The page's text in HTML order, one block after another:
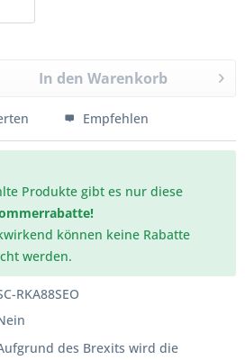
In den Warenkorb
Empfehlen
Produkte gibt es nur diese
können keine Rabatte
werden.
RKA88SEO
des Brexits wird die